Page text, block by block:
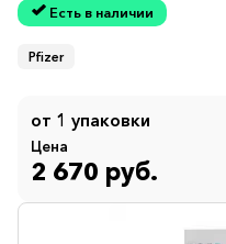
Есть в наличии
Pfizer
от 1 упаковки
Цена
2 670 руб.